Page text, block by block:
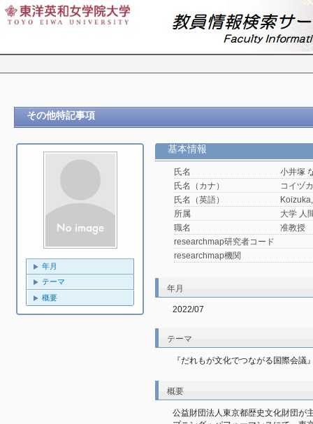
その他特記事項
年月
テーマ
概要
基本情報
氏名
小井塚
氏名（カナ）
コイヅ
氏名（英語）
所属
大学 人
職名
准教授
researchmap研究者コード
researchmap機関
年月
2022/07
テーマ
『だれもが文化でつながる国際会
概要
公益財団法人東京都歴史文化財団が